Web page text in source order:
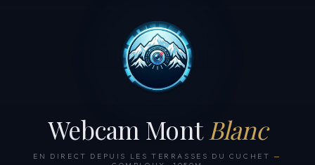
Webcam Mont Blanc
EN DIRECT DEPUIS LES TERRASSES DU CUCHET —